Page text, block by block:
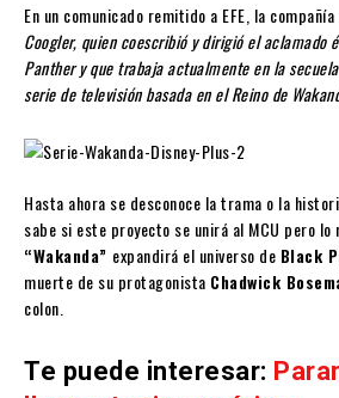
En un comunicado remitido a EFE, la
Coogler, quien coescribió y dirigió el aclamado
Panther y que trabaja actualmente en la
serie de televisión basada en el Reino de
Hasta ahora se desconoce la trama o la
sabe si este proyecto se unirá al MCU pero lo
“Wakanda” expandirá el universo de Black
muerte de su protagonista Chadwick
colon.
Te puede interesar: